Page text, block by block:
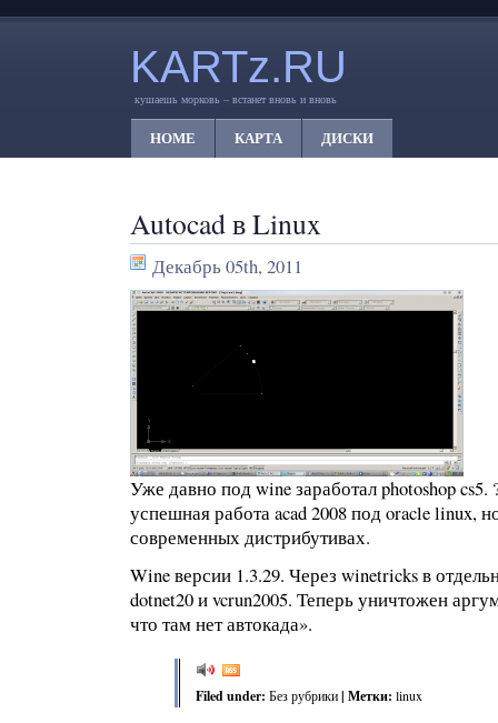
KARTz.RU
кушаешь морковь – встанет вновь и вновь
HOME КАРТА ДИСКИ
Autocad в Linux
Декабрь 05th, 2011
Уже давно под wine заработал photoshop cs5.
успешная работа acad 2008 под oracle linux,
современных дистрибутивах.
Wine версии 1.3.29. Через winetricks в
dotnet20 и vcrun2005. Теперь уничтожен
что там нет автокада».
Filed under: Без рубрики| Метки: linux